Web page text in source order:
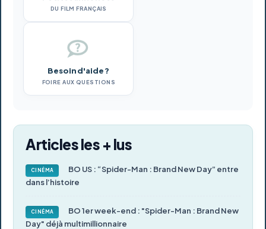
DU FILM FRANÇAIS
Besoin d'aide ?
FOIRE AUX QUESTIONS
Articles les + lus
CINÉMA
BO US : “Spider-Man : Brand New Day” entre
dans l’histoire
CINÉMA
BO 1er week-end : "Spider-Man : Brand New
Day" déjà multimillionnaire